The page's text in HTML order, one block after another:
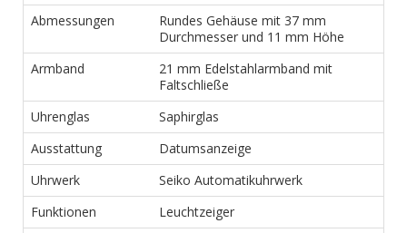
Abmessungen
Rundes Gehäuse mit 37 mm
Durchmesser und 11 mm Höhe
Armband
21 mm Edelstahlarmband mit
Faltschließe
Uhrenglas
Saphirglas
Ausstattung
Datumsanzeige
Uhrwerk
Seiko Automatikuhrwerk
Funktionen
Leuchtzeiger